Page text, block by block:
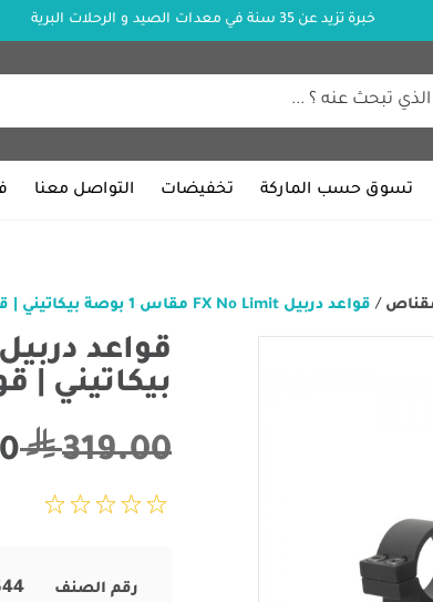
خبرة تزيد عن 35 سنة في معدات الصيد و الرحلات البرية
تسوق حسب الماركة تخفيضات التواصل معنا
/ قواعد دربيل FX No Limit مقاس 1 بوصة بيكاتيني | قواعد قابلة للتعديل
بيكاتيني |
319.00
رقم الصنف